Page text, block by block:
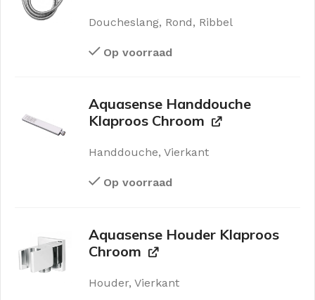
Doucheslang, Rond, Ribbel
Op voorraad
Aquasense Handdouche
Klaproos Chroom
Handdouche, Vierkant
Op voorraad
Aquasense Houder Klaproos
Chroom
Houder, Vierkant